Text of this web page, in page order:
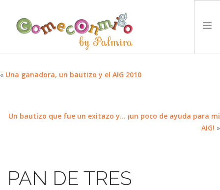
NUESTRA FILOSOFÍA
SEARCH SITE
« Una ganadora, un bautizo y el AIG 2010
Un bautizo que fue un exitazo y… ¡un poco de ayuda para mi
AIG! »
PAN DE TRES